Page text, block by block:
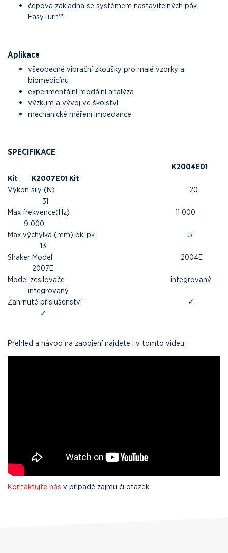
čepová základna se systémem nastavitelných pák
EasyTurn™
Aplikace
všeobecné vibrační zkoušky pro malé vzorky a
biomedicínu
experimentální modální analýza
výzkum a vývoj ve školství
mechanické měření impedance
SPECIFIKACE
K2004E01
Kit
K2007E01 Kit
Výkon sily (N) 20
31
Max frekvence(Hz) 11 000
9 000
Max výchylka (mm) pk-pk 5
13
Shaker Model 2004E
2007E
Model zesilovače integrovaný
integrovaný
Zahrnuté příslušenství ✓
✓
Přehled a návod na zapojení najdete i v tomto videu:
Kontaktujte nás v případě zájmu či otázek.